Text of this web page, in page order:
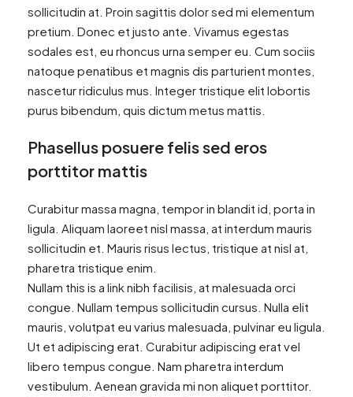
sollicitudin at. Proin sagittis dolor sed mi elementum
pretium. Donec et justo ante. Vivamus egestas
sodales est, eu rhoncus urna semper eu. Cum sociis
natoque penatibus et magnis dis parturient montes,
nascetur ridiculus mus. Integer tristique elit lobortis
purus bibendum, quis dictum metus mattis.
Phasellus posuere felis sed eros
porttitor mattis
Curabitur massa magna, tempor in blandit id, porta in
ligula. Aliquam laoreet nisl massa, at interdum mauris
sollicitudin et. Mauris risus lectus, tristique at nisl at,
pharetra tristique enim.
Nullam this is a link nibh facilisis, at malesuada orci
congue. Nullam tempus sollicitudin cursus. Nulla elit
mauris, volutpat eu varius malesuada, pulvinar eu ligula.
Ut et adipiscing erat. Curabitur adipiscing erat vel
libero tempus congue. Nam pharetra interdum
vestibulum. Aenean gravida mi non aliquet porttitor.